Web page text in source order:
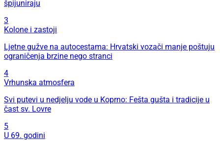
špijuniraju
3
Kolone i zastoji
Ljetne gužve na autocestama: Hrvatski vozači manje poštuju
ograničenja brzine nego stranci
4
Vrhunska atmosfera
Svi putevi u nedjelju vode u Koprno: Fešta gušta i tradicije u
čast sv. Lovre
5
U 69. godini